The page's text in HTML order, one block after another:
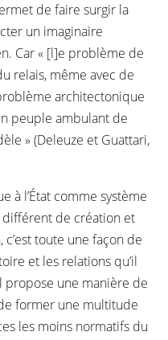
de faire surgir la
un imaginaire
Car « [l]e problème de
relais, même avec de
architectonique
peuple ambulant de
» (Deleuze et Guattari,
à l’État comme système
différent de création et
c’est toute une façon de
et les relations qu’il
propose une manière de
former une multitude
les moins normatifs du